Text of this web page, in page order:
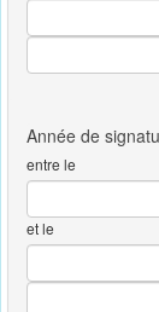
entre le
et le